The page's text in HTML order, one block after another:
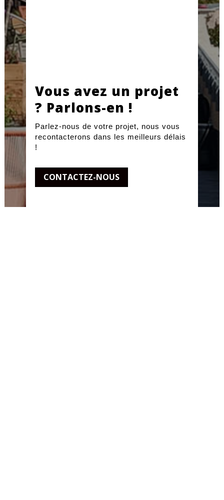
Vous avez un projet
? Parlons-en !
Parlez-nous de votre projet, nous vous
recontacterons dans les meilleurs délais
!
CONTACTEZ-NOUS